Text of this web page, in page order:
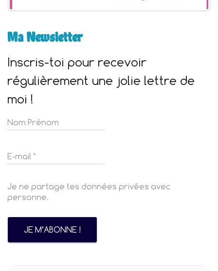
Ma Newsletter
Inscris-toi pour recevoir
régulièrement une jolie lettre de
moi !
Je ne partage tes données privées avec
personne.